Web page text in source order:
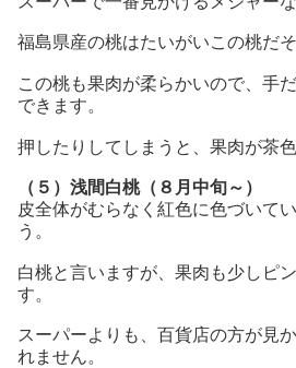
福島県産の桃はたいがいこの桃だそ
この桃も果肉が柔らかいので、手
できます。
押したりしてしまうと、果肉が茶
（５）浅間白桃（８月中旬～）
皮全体がむらなく紅色に色づいて
う。
白桃と言いますが、果肉も少しピ
す。
スーパーよりも、百貨店の方が見
れません。